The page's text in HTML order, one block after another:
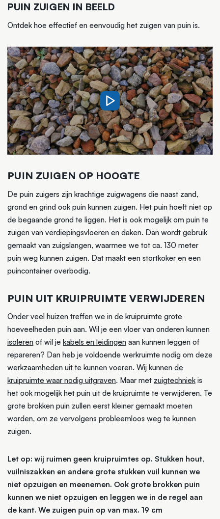
PUIN ZUIGEN IN BEELD
Ontdek hoe effectief en eenvoudig het zuigen van puin is.
PUIN ZUIGEN OP HOOGTE
De puin zuigers zijn krachtige zuigwagens die naast zand,
grond en grind ook puin kunnen zuigen. Het puin hoeft niet op
de begaande grond te liggen. Het is ook mogelijk om puin te
zuigen van verdiepingsvloeren en daken. Dan wordt gebruik
gemaakt van zuigslangen, waarmee we tot ca. 130 meter
puin weg kunnen zuigen. Dat maakt een stortkoker en een
puincontainer overbodig.
PUIN UIT KRUIPRUIMTE VERWIJDEREN
Onder veel huizen treffen we in de kruipruimte grote
hoeveelheden puin aan. Wil je een vloer van onderen kunnen
isoleren of wil je kabels en leidingen aan kunnen leggen of
repareren? Dan heb je voldoende werkruimte nodig om deze
werkzaamheden uit te kunnen voeren. Wij kunnen de
kruipruimte waar nodig uitgraven. Maar met zuigtechniek is
het ook mogelijk het puin uit de kruipruimte te verwijderen. Te
grote brokken puin zullen eerst kleiner gemaakt moeten
worden, om ze vervolgens probleemloos weg te kunnen
zuigen.
Let op: wij ruimen geen kruipruimtes op. Stukken hout,
vuilniszakken en andere grote stukken vuil kunnen we
niet opzuigen en meenemen. Ook grote brokken puin
kunnen we niet opzuigen en leggen we in de regel aan
de kant. We zuigen puin op van max. 19 cm